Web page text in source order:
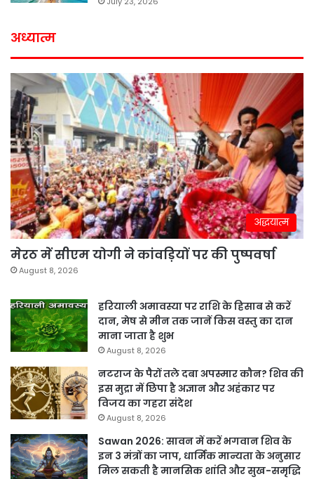
अध्यात्म
अद्धयात्म
मेरठ में सीएम योगी ने कांवड़ियों पर की पुष्पवर्षा
August 8, 2026
हरियाली अमावस्या पर राशि के हिसाब से करें
दान, मेष से मीन तक जानें किस वस्तु का दान
माना जाता है शुभ
August 8, 2026
नटराज के पैरों तले दबा अपस्मार कौन? शिव की
इस मुद्रा में छिपा है अज्ञान और अहंकार पर
विजय का गहरा संदेश
August 8, 2026
Sawan 2026: सावन में करें भगवान शिव के
इन 3 मंत्रों का जाप, धार्मिक मान्यता के अनुसार
मिल सकती है मानसिक शांति और सुख-समृद्धि